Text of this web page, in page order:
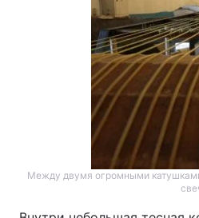
Между двумя огромными